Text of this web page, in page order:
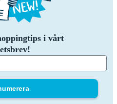
i vårt